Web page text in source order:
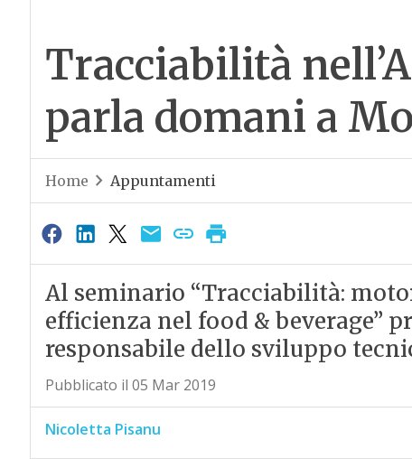
Tracciabilità
parla domani a
Home Appuntamenti
Al seminario “Tracciabilità:
efficienza nel food & beverage”
responsabile dello sviluppo
Pubblicato il 05 Mar 2019
Nicoletta Pisanu